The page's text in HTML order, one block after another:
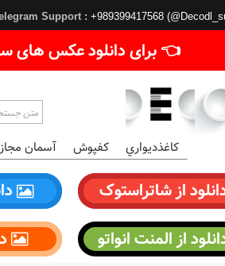
Support : +989399417568
👈 برای دانلود عکس های
کاغذديواري کفپوش آسمان
از شاتراستوک
از المنت انواتو